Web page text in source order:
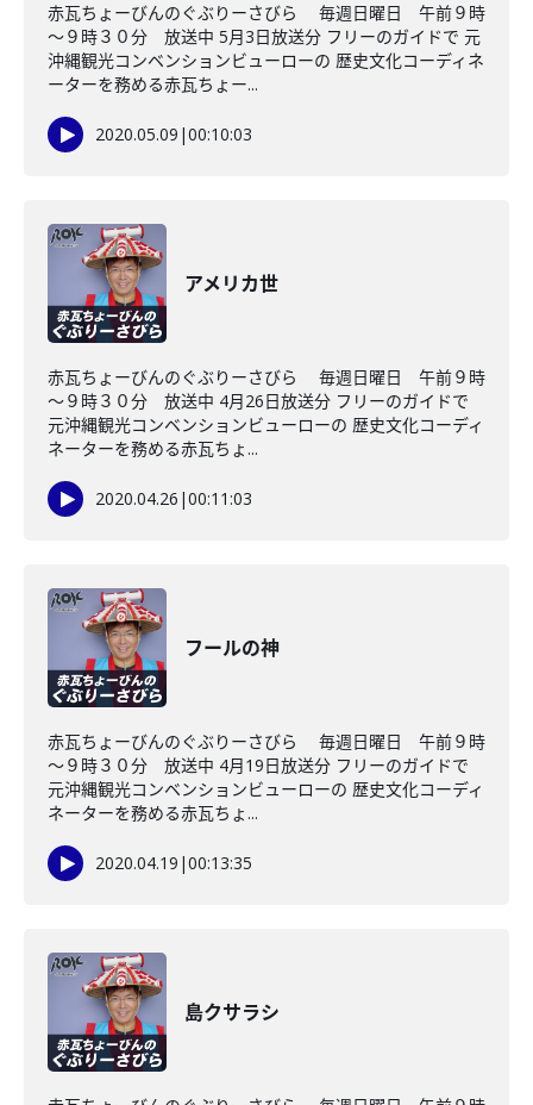
赤瓦ちょーびんのぐぶりーさびら 毎週日曜日 午前９時
～９時３０分 放送中 5月3日放送分 フリーのガイドで 元
沖縄観光コンベンションビューローの 歴史文化コーディネ
ーターを務める赤瓦ちょー...
2020.05.09 |00:10:03
アメリカ世
赤瓦ちょーびんのぐぶりーさびら 毎週日曜日 午前９時
～９時３０分 放送中 4月26日放送分 フリーのガイドで
元沖縄観光コンベンションビューローの 歴史文化コーディ
ネーターを務める赤瓦ちょ...
2020.04.26 |00:11:03
フールの神
赤瓦ちょーびんのぐぶりーさびら 毎週日曜日 午前９時
～９時３０分 放送中 4月19日放送分 フリーのガイドで
元沖縄観光コンベンションビューローの 歴史文化コーディ
ネーターを務める赤瓦ちょ...
2020.04.19 |00:13:35
島クサラシ